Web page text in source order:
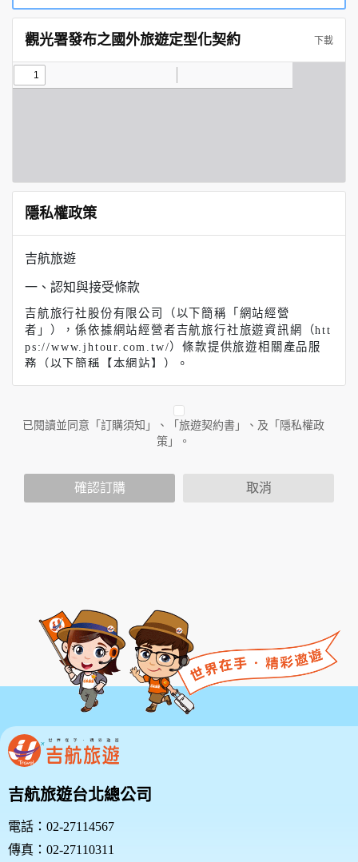
觀光署發布之國外旅遊定型化契約 下載
隱私權政策
吉航旅遊
一、認知與接受條款
吉航旅行社股份有限公司（以下簡稱「網站經營
者」），係依據網站經營者吉航旅行社旅遊資訊網（htt
ps://www.jhtour.com.tw/）條款提供旅遊相關產品服
務（以下簡稱【本網站】）。
即表示您已閱讀、了解並同意接受本服務條款之所有內
容。如果您不同意本服務條款的內容，或者您所屬的國
家或地域排除本服務條款內容之全部或部分時，您應立
時，可能會依據該特定功能之性質，而須遵守本服務所
另行公告之服務條款或相關規定。此另行公告之服務條
人閱讀、了解並同意本服務條款之所有內容及其後之修
改變更，方得使用本服務。當您使用本服務時，即推定
您的父母或監護人已閱讀、了解並同意接受本服務條款
之所有內容及其後之修改變更。
二、服務簡介
三、會員規範的修改
本網站有權隨時修改本規範。如果你不同意修改的內
容，請勿繼續使用本服務。如果你繼續使用本網站服
務，則表示您同意並接受本規範之任何修改。
您於任何修改或變更後繼續使用良友旅遊網，視為您已
閱讀、瞭解並同意接受該等修改或變更。
如果您不同意本約定書的內容，或者您所屬的國家或地
已閱讀並同意「訂購須知」、「旅遊契約書」、及「隱私權政
策」。
確認訂購 取消
吉航旅遊台北總公司
電話：02-27114567
傳真：02-27110311